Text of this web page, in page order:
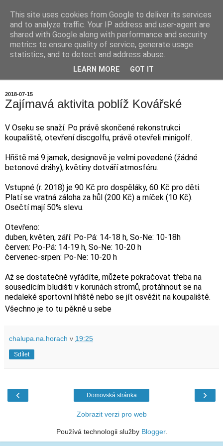
Chalupa na horách
2018-07-15
Zajímavá aktivita poblíž Kovářské
V Oseku se snaží. Po právě skončené rekonstrukci
koupaliště, otevření discgolfu, právě otevřeli minigolf.
Hřiště má 9 jamek, designově je velmi povedené (žádné
betonové dráhy), květiny dotváří atmosféru.
Vstupné (r. 2018) je 90 Kč pro dospěláky, 60 Kč pro děti.
Platí se vratná záloha za hůl (200 Kč) a míček (10 Kč).
Osečtí mají 50% slevu.
Otevřeno:
duben, květen, září: Po-Pá: 14-18 h, So-Ne: 10-18h
červen: Po-Pá: 14-19 h, So-Ne: 10-20 h
červenec-srpen: Po-Ne: 10-20 h
Až se dostatečně vyřádíte, můžete pokračovat třeba na
sousedícím bludišti v korunách stromů, protáhnout se na
nedaleké sportovní hřiště nebo se jít osvěžit na koupaliště.
Všechno je to tu pěkně u sebe
chalupa.na.horach v 19:25
Sdílet
‹ ›
Domovská stránka
Zobrazit verzi pro web
Používá technologii služby Blogger.
This site uses cookies from Google to deliver its services
and to analyze traffic. Your IP address and user-agent are
shared with Google along with performance and security
metrics to ensure quality of service, generate usage
statistics, and to detect and address abuse.
LEARN MORE GOT IT